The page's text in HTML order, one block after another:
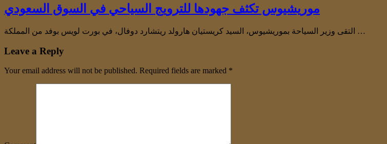
موريشيوس تكثف جهودها للترويج السياحي في السوق السعودي
التقى وزير السياحة بموريشيوس، السيد كريستيان هارولد ريتشارد دوفال، في بورت لويس بوفد من المملكة …
Leave a Reply
Your email address will not be published. Required fields are marked *